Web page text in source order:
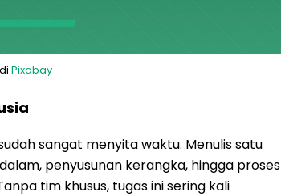
di Pixabay
sangat menyita waktu. Menulis satu
penyusunan kerangka, hingga proses
tim khusus, tugas ini sering kali